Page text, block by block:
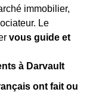
immobilier,
Le
vous guide et
à Darvault
ont fait ou